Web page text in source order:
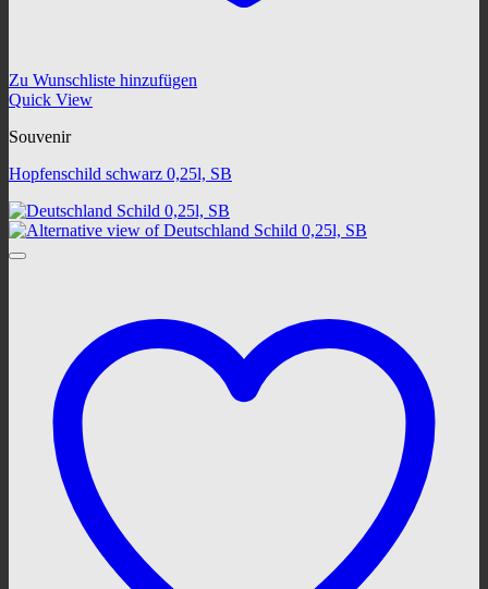
Zu Wunschliste hinzufügen
Quick View
Souvenir
Hopfenschild schwarz 0,25l, SB